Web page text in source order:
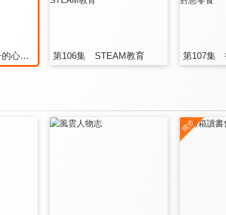
第105集 讀懂孩子的心理發展 第106集 STEAM教育 第107集